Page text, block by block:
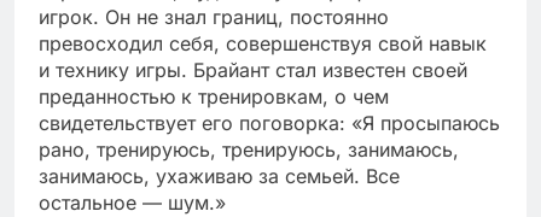
игрок. Он не знал границ, постоянно
превосходил себя, совершенствуя свой навык
и технику игры. Брайант стал известен своей
преданностью к тренировкам, о чем
свидетельствует его поговорка: «Я просыпаюсь
рано, тренируюсь, тренируюсь, занимаюсь,
занимаюсь, ухаживаю за семьей. Все
остальное — шум.»